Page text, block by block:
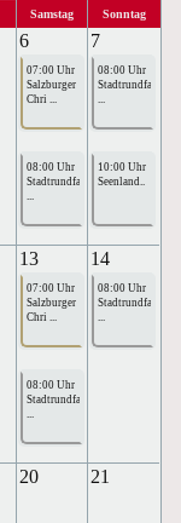
Samstag Sonntag
6 7
07:00 Uhr
Salzburger
Chri ...
08:00 Uhr
Stadtrundfahrte
...
08:00 Uhr
Stadtrundfahrte
...
10:00 Uhr
Seenland..
13 14
07:00 Uhr
Salzburger
Chri ...
08:00 Uhr
Stadtrundfahrte
...
08:00 Uhr
Stadtrundfahrte
...
20 21